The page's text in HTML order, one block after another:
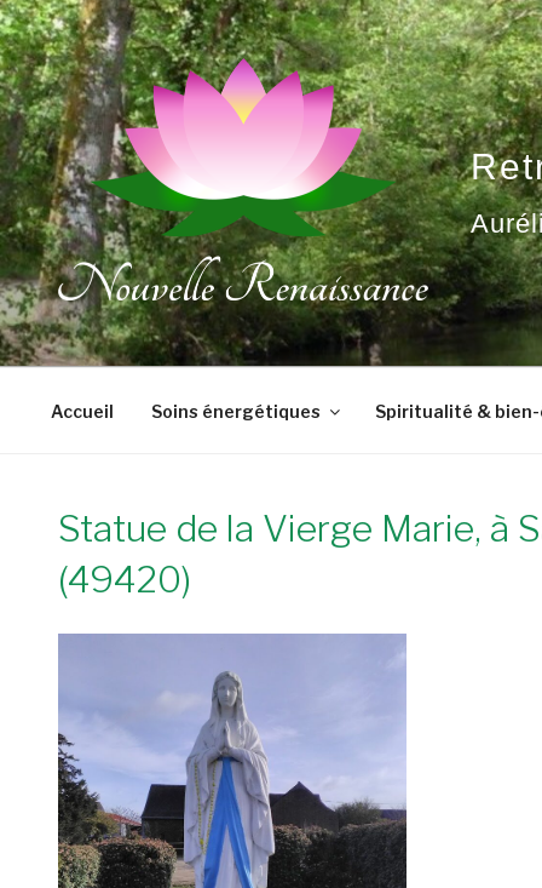
Aller
au
contenu
principal
Accueil Soins énergétiques Spiritualité &
Statue de la Vierge Marie, à
(49420)